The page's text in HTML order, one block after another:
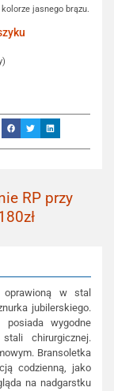
jasnego brązu.
RP przy
oprawioną w stal
jubilerskiego.
posiada wygodne
chirurgicznej.
Bransoletka
codzienną, jako
na nadgarstku